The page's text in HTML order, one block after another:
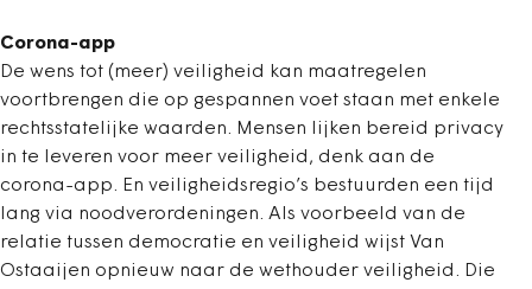
Corona-app
De wens tot (meer) veiligheid kan maatregelen
voortbrengen die op gespannen voet staan met enkele
rechtsstatelijke waarden. Mensen lijken bereid privacy
in te leveren voor meer veiligheid, denk aan de
corona-app. En veiligheidsregio’s bestuurden een tijd
lang via noodverordeningen. Als voorbeeld van de
relatie tussen democratie en veiligheid wijst Van
Ostaaijen opnieuw naar de wethouder veiligheid. Die